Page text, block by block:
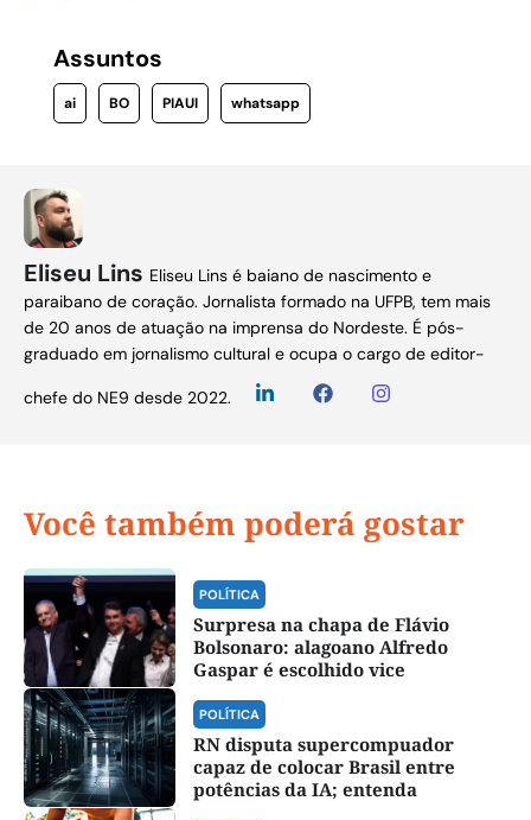
Assuntos
ai BO PIAUI whatsapp
Eliseu Lins Eliseu Lins é baiano de nascimento e
paraibano de coração. Jornalista formado na UFPB, tem mais
de 20 anos de atuação na imprensa do Nordeste. É pós-
graduado em jornalismo cultural e ocupa o cargo de editor-
chefe do NE9 desde 2022.
Você também poderá gostar
POLÍTICA
Surpresa na chapa de Flávio
Bolsonaro: alagoano Alfredo
Gaspar é escolhido vice
POLÍTICA
RN disputa supercompuador
capaz de colocar Brasil entre
potências da IA; entenda